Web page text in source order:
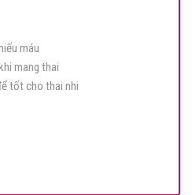
máu
mang thai
tốt cho thai nhi